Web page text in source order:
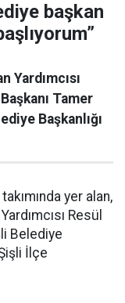
başkan
Tamer
Başkanlığı
yer alan,
Resül
Belediye
İlçe